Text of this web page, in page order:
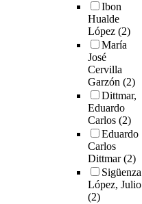
Ibon
Hualde
López (2)
María
José
Cervilla
Garzón (2)
Dittmar,
Eduardo
Carlos (2)
Eduardo
Carlos
Dittmar(2)
Sigüenza
López, Julio
(2)